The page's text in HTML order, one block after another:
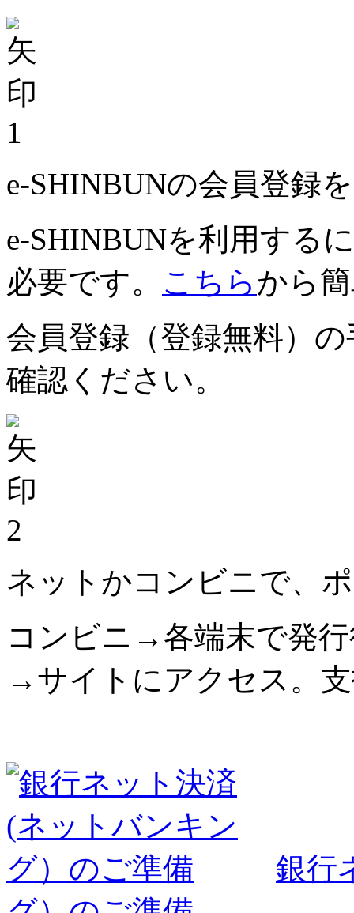
1
e-SHINBUNの会員登録
e-SHINBUNを利用する
必要です。 こちらから
会員登録（登録無料）
確認ください。
2
ネットかコンビニで、
コンビニ→各端末で発
→サイトにアクセス。
銀行